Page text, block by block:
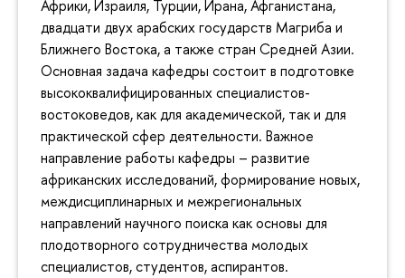
Африки, Израиля, Турции, Ирана, Афганистана,
двадцати двух арабских государств Магриба и
Ближнего Востока, а также стран Средней Азии.
Основная задача кафедры состоит в подготовке
высококвалифицированных специалистов-
востоковедов, как для академической, так и для
практической сфер деятельности. Важное
направление работы кафедры – развитие
африканских исследований, формирование новых,
междисциплинарных и межрегиональных
направлений научного поиска как основы для
плодотворного сотрудничества молодых
специалистов, студентов, аспирантов.